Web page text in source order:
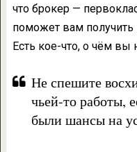
что брокер —
поможет вам
Есть кое-что, о чём вы
Не спешите
чьей-то работы,
были шансы на